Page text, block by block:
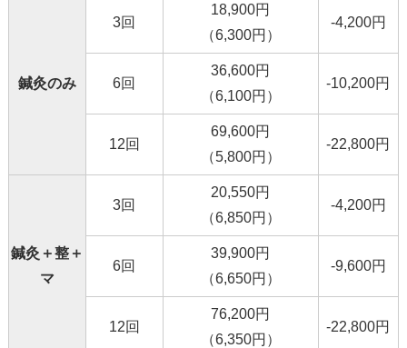
鍼灸のみ
3回
18,900円
（6,300円）
-4,200円
6回
36,600円
（6,100円）
-10,200円
12回
69,600円
（5,800円）
-22,800円
鍼灸＋整＋
マ
3回
20,550円
（6,850円）
-4,200円
6回
39,900円
（6,650円）
-9,600円
12回
76,200円
（6,350円）
-22,800円